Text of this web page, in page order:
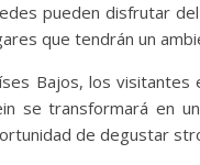
pueden disfrutar
que tendrán un
Bajos, los visitantes
se transformará en
de degustar